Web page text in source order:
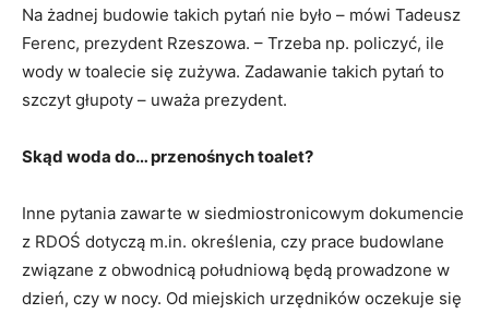
Na żadnej budowie takich pytań nie było – mówi Tadeusz
Ferenc, prezydent Rzeszowa. – Trzeba np. policzyć, ile
wody w toalecie się zużywa. Zadawanie takich pytań to
szczyt głupoty – uważa prezydent.
Skąd woda do… przenośnych toalet?
Inne pytania zawarte w siedmiostronicowym dokumencie
z RDOŚ dotyczą m.in. określenia, czy prace budowlane
związane z obwodnicą południową będą prowadzone w
dzień, czy w nocy. Od miejskich urzędników oczekuje się